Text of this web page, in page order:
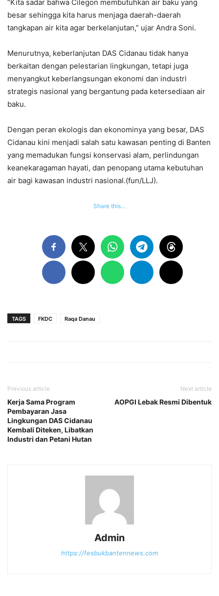
“Kita sadar bahwa Cilegon membutuhkan air baku yang
besar sehingga kita harus menjaga daerah-daerah
tangkapan air kita agar berkelanjutan,” ujar Andra Soni.
Menurutnya, keberlanjutan DAS Cidanau tidak hanya
berkaitan dengan pelestarian lingkungan, tetapi juga
menyangkut keberlangsungan ekonomi dan industri
strategis nasional yang bergantung pada ketersediaan air
baku.
Dengan peran ekologis dan ekonominya yang besar, DAS
Cidanau kini menjadi salah satu kawasan penting di Banten
yang memadukan fungsi konservasi alam, perlindungan
keanekaragaman hayati, dan penopang utama kebutuhan
air bagi kawasan industri nasional.(fun/LLJ).
Share this…
TAGS FKDC Raqa Danau
Previous article
Kerja Sama Program
Pembayaran Jasa
Lingkungan DAS Cidanau
Kembali Diteken, Libatkan
Industri dan Petani Hutan
Next article
AOPGI Lebak Resmi Dibentuk
Admin
https://fesbukbantennews.com